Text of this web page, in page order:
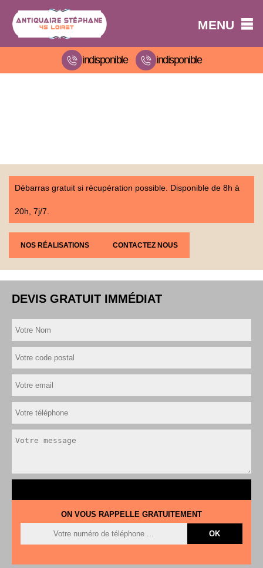
MENU
indisponible indisponible
Débarras gratuit si récupération possible. Disponible de 8h à
20h, 7j/7.
NOS RÉALISATIONS CONTACTEZ NOUS
DEVIS GRATUIT IMMÉDIAT
ON VOUS RAPPELLE GRATUITEMENT